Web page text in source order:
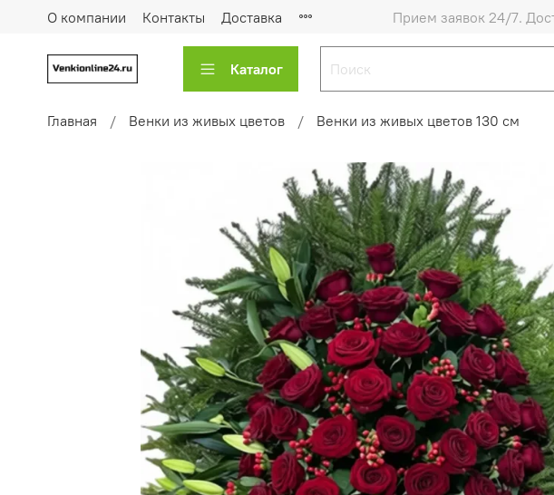
О компании Контакты Доставка Прием заявок 24/7.
Каталог
Главная Венки из живых цветов Венки из живых цветов 130 см